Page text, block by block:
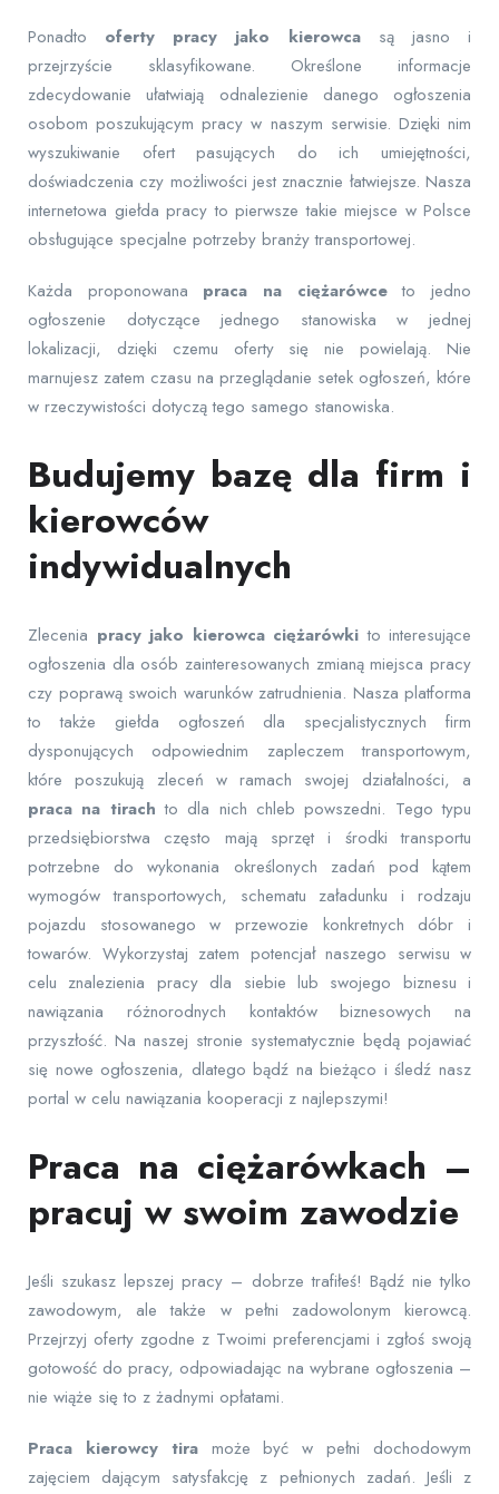
Ponadto oferty pracy jako kierowcasą jasno i
przejrzyście sklasyfikowane. Określone informacje
zdecydowanie ułatwiają odnalezienie danego ogłoszenia
osobom poszukującym pracy w naszym serwisie. Dzięki nim
wyszukiwanie ofert pasujących do ich umiejętności,
doświadczenia czy możliwości jest znacznie łatwiejsze. Nasza
internetowa giełda pracy to pierwsze takie miejsce w Polsce
obsługujące specjalne potrzeby branży transportowej.
Każda proponowana praca na ciężarówceto jedno
ogłoszenie dotyczące jednego stanowiska w jednej
lokalizacji, dzięki czemu oferty się nie powielają. Nie
marnujesz zatem czasu na przeglądanie setek ogłoszeń, które
w rzeczywistości dotyczą tego samego stanowiska.
Budujemy bazę dla firm i
kierowców
indywidualnych
Zlecenia pracy jako kierowca ciężarówkito interesujące
ogłoszenia dla osób zainteresowanych zmianą miejsca pracy
czy poprawą swoich warunków zatrudnienia. Nasza platforma
to także giełda ogłoszeń dla specjalistycznych firm
dysponujących odpowiednim zapleczem transportowym,
które poszukują zleceń w ramach swojej działalności, a
praca na tirach to dla nich chleb powszedni. Tego typu
przedsiębiorstwa często mają sprzęt i środki transportu
potrzebne do wykonania określonych zadań pod kątem
wymogów transportowych, schematu załadunku i rodzaju
pojazdu stosowanego w przewozie konkretnych dóbr i
towarów. Wykorzystaj zatem potencjał naszego serwisu w
celu znalezienia pracy dla siebie lub swojego biznesu i
nawiązania różnorodnych kontaktów biznesowych na
przyszłość. Na naszej stronie systematycznie będą pojawiać
się nowe ogłoszenia, dlatego bądź na bieżąco i śledź nasz
portal w celu nawiązania kooperacji z najlepszymi!
Praca na ciężarówkach –
pracuj w swoim zawodzie
Jeśli szukasz lepszej pracy – dobrze trafiłeś! Bądź nie tylko
zawodowym, ale także w pełni zadowolonym kierowcą.
Przejrzyj oferty zgodne z Twoimi preferencjami i zgłoś swoją
gotowość do pracy, odpowiadając na wybrane ogłoszenia –
nie wiąże się to z żadnymi opłatami.
Praca kierowcy tira może być w pełni dochodowym
zajęciem dającym satysfakcję z pełnionych zadań. Jeśli z